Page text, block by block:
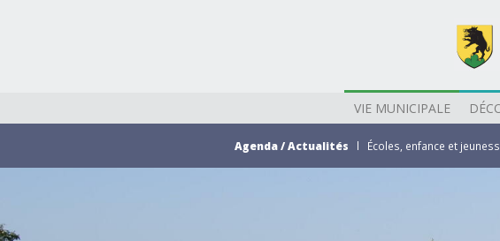
VIE MUNICIPALE
Agenda / Actualités Écoles, enfance et